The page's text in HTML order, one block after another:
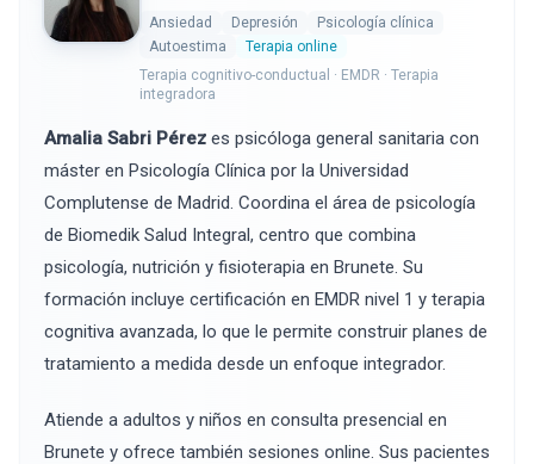
Ansiedad Depresión
Psicología clínica
Autoestima
Terapia online
Terapia cognitivo-conductual · EMDR · Terapia
integradora
Amalia Sabri Pérez es psicóloga general sanitaria con
máster en Psicología Clínica por la Universidad
Complutense de Madrid. Coordina el área de psicología
de Biomedik Salud Integral, centro que combina
psicología, nutrición y fisioterapia en Brunete. Su
formación incluye certificación en EMDR nivel 1 y terapia
cognitiva avanzada, lo que le permite construir planes de
tratamiento a medida desde un enfoque integrador.
Atiende a adultos y niños en consulta presencial en
Brunete y ofrece también sesiones online. Sus pacientes